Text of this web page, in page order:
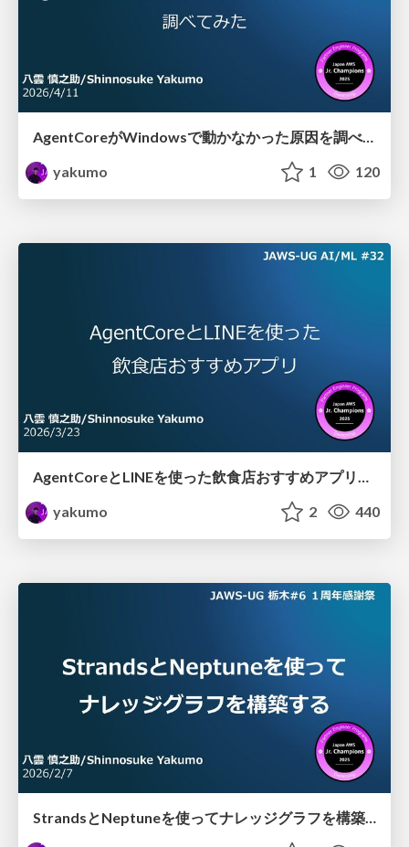
AgentCoreがWindowsで動かなかった原因を調べてみた
yakumo
1 120
AgentCoreとLINEを使った飲食店おすすめアプリを作ってみた
yakumo
2 440